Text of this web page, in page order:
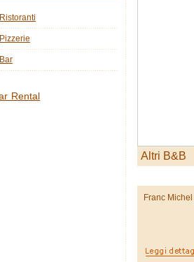
Altri B&B
Franc
Ristoranti
Pizzerie
Bar